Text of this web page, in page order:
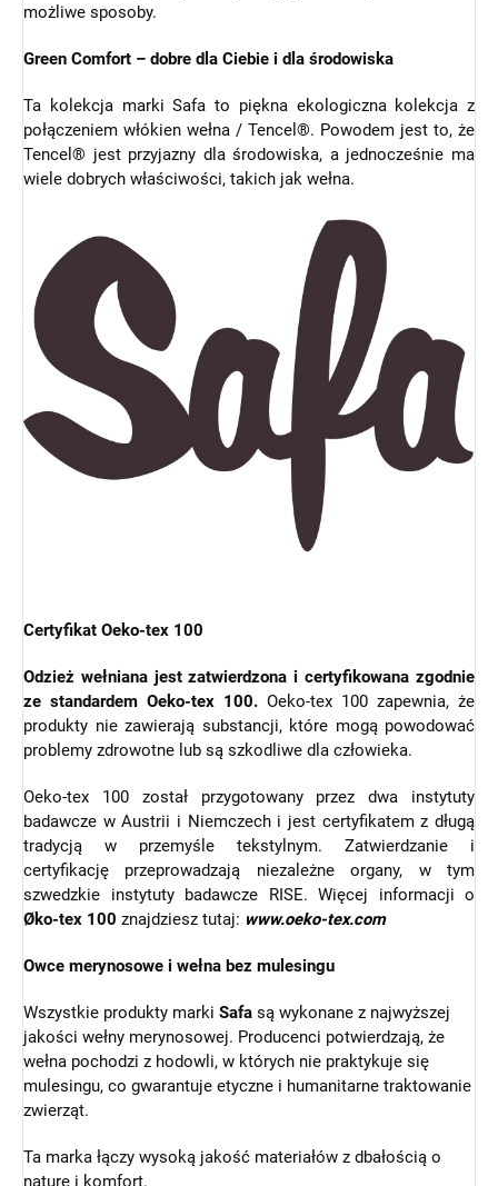
możliwe sposoby.
Green Comfort – dobre dla Ciebie i dla środowiska
Ta kolekcja marki Safa to piękna ekologiczna kolekcja z
połączeniem włókien wełna / Tencel®. Powodem jest to, że
Tencel® jest przyjazny dla środowiska, a jednocześnie ma
wiele dobrych właściwości, takich jak wełna.
Certyfikat Oeko-tex 100
Odzież wełniana jest zatwierdzona i certyfikowana zgodnie
ze standardem Oeko-tex 100. Oeko-tex 100 zapewnia, że
produkty nie zawierają substancji, które mogą powodować
problemy zdrowotne lub są szkodliwe dla człowieka.
Oeko-tex 100 został przygotowany przez dwa instytuty
badawcze w Austrii i Niemczech i jest certyfikatem z długą
tradycją w przemyśle tekstylnym. Zatwierdzanie i
certyfikację przeprowadzają niezależne organy, w tym
szwedzkie instytuty badawcze RISE. Więcej informacji o
Øko-tex 100 znajdziesz tutaj: www.oeko-tex.com
Owce merynosowe i wełna bez mulesingu
Wszystkie produkty marki Safa są wykonane z najwyższej
jakości wełny merynosowej. Producenci potwierdzają, że
wełna pochodzi z hodowli, w których nie praktykuje się
mulesingu, co gwarantuje etyczne i humanitarne traktowanie
zwierząt.
Ta marka łączy wysoką jakość materiałów z dbałością o
naturę i komfort.